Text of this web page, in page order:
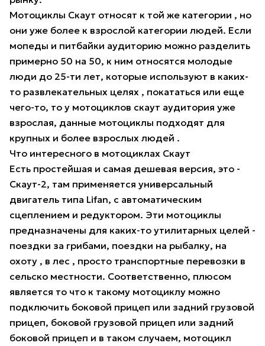
Мотоциклы Скаут относят к той же категории , но
они уже более к взрослой категории людей. Если
мопеды и питбайки аудиторию можно разделить
примерно 50 на 50, к ним относятся молодые
люди до 25-ти лет, которые используют в каких-
то развлекательных целях , покататься или еще
чего-то, то у мотоциклов скаут аудитория уже
взрослая, данные мотоциклы подходят для
крупных и более взрослых людей .
Что интересного в мотоциклах Скаут
Есть простейшая и самая дешевая версия, это -
Скаут-2, там применяется универсальный
двигатель типа Lifan, с автоматическим
сцеплением и редуктором. Эти мотоциклы
предназначены для каких-то утилитарных целей -
поездки за грибами, поездки на рыбалку, на
охоту , в лес , просто транспортные перевозки в
сельско местности. Соответственно, плюсом
является то что к такому мотоциклу можно
подключить боковой прицеп или задний грузовой
прицеп, боковой грузовой прицеп или задний
боковой прицеп и в таком случаем, мотоцикл